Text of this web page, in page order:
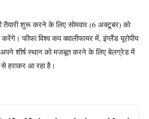
तैयारी शुरू करने के लिए सोमवार (6 अक्टूबर) को
फीफा विश्व कप क्वालीफायर में, इंग्लैंड यूरोपीय
शीर्ष स्थान को मजबूत करने के लिए बेलग्रेड में
से हराकर आ रहा है।